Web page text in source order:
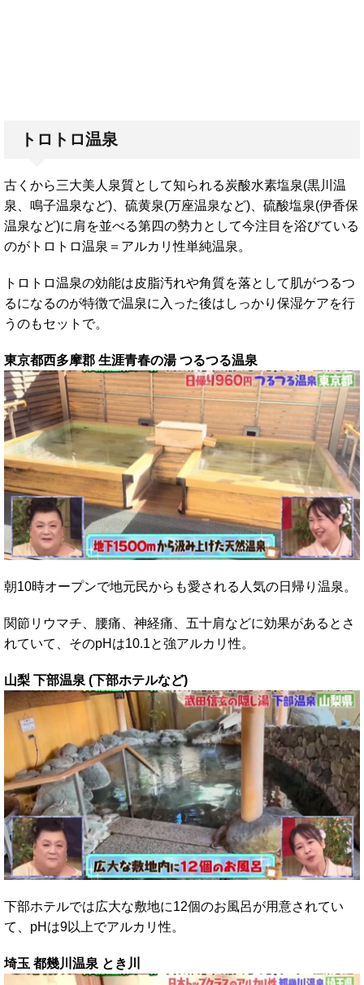
トロトロ温泉
古くから三大美人泉質として知られる炭酸水素塩泉(黒川温
泉、鳴子温泉など)、硫黄泉(万座温泉など)、硫酸塩泉(伊香保
温泉など)に肩を並べる第四の勢力として今注目を浴びている
のがトロトロ温泉＝アルカリ性単純温泉。
トロトロ温泉の効能は皮脂汚れや角質を落として肌がつるつ
るになるのが特徴で温泉に入った後はしっかり保湿ケアを行
うのもセットで。
東京都西多摩郡 生涯青春の湯 つるつる温泉
朝10時オープンで地元民からも愛される人気の日帰り温泉。
関節リウマチ、腰痛、神経痛、五十肩などに効果があるとさ
れていて、そのpHは10.1と強アルカリ性。
山梨 下部温泉 (下部ホテルなど)
下部ホテルでは広大な敷地に12個のお風呂が用意されてい
て、pHは9以上でアルカリ性。
埼玉 都幾川温泉 とき川